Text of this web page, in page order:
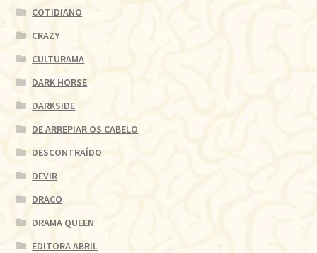
COTIDIANO
CRAZY
CULTURAMA
DARK HORSE
DARKSIDE
DE ARREPIAR OS CABELO
DESCONTRAÍDO
DEVIR
DRACO
DRAMA QUEEN
EDITORA ABRIL